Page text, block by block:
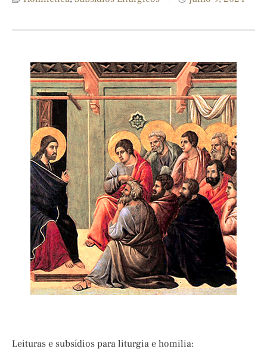
Leituras e subsídios para liturgia e homilia: